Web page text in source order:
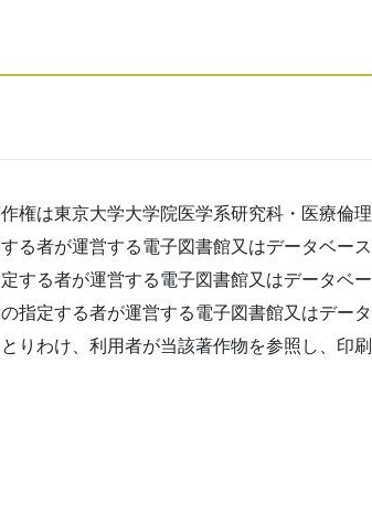
権は東京大学大学院医学系研究科・医療倫理
る者が運営する電子図書館又はデータベース
する者が運営する電子図書館又はデータベー
指定する者が運営する電子図書館又はデータ
りわけ、利用者が当該著作物を参照し、印刷